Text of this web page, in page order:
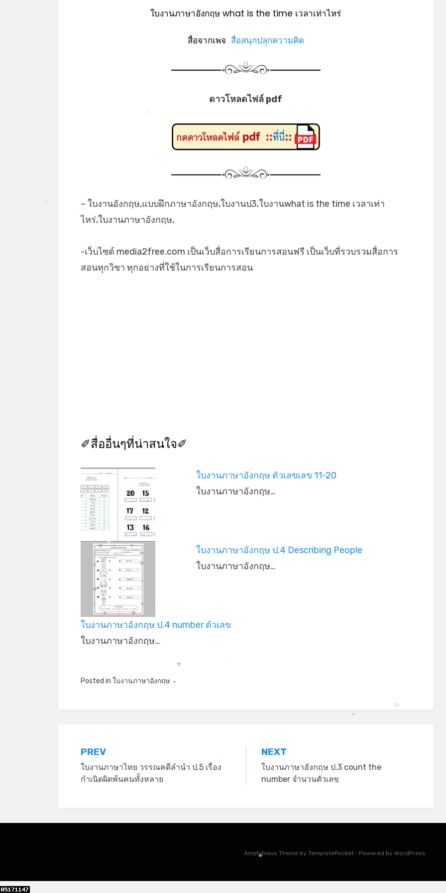
ใบงานภาษาอังกฤษ what is the time เวลาเท่าไหร่
สื่อจากเพจ สื่อสนุกปลุกความคิด
ดาวโหลดไฟล์ pdf
– ใบงานอังกฤษ,แบบฝึกภาษาอังกฤษ,ใบงานป3,ใบงานwhat is the time เวลาเท่า
ไหร่,ใบงานภาษาอังกฤษ,
-เว็บไซต์ media2free.com เป็นเว็บสื่อการเรียนการสอนฟรี เป็นเว็บที่รวบรวมสื่อการ
สอนทุกวิชา ทุกอย่างที่ใช้ในการเรียนการสอน
✐สื่ออื่นๆที่น่าสนใจ✐
ใบงานภาษาอังกฤษ ตัวเลขเลข 11-20
ใบงานภาษาอังกฤษ…
ใบงานภาษาอังกฤษ ป.4 Describing People
ใบงานภาษาอังกฤษ…
ใบงานภาษาอังกฤษ ป.4 number ตัวเลข
ใบงานภาษาอังกฤษ…
Posted in ใบงานภาษาอังกฤษ
แนะแนว
เรื่อง
PREV
ใบงานภาษาไทย วรรณคดีลำนำ ป.5 เรื่อง
กำเนิดผิดพ้นคนทั้งหลาย
NEXT
ใบงานภาษาอังกฤษ ป.3 count the
number จำนวนตัวเลข
Amphibious Theme by TemplatePocket ⋅ Powered by WordPress
*
*
*
*